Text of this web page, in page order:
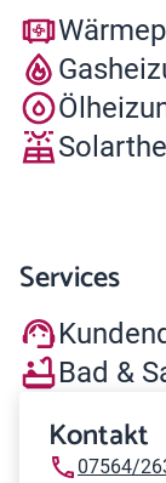
Services
Bad &
Kontakt
07564/